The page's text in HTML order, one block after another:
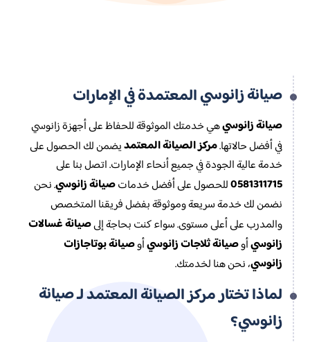
صيانة زانوسيالمعتمدة في الإمارات
صيانة زانوسيهي خدمتك الموثوقة للحفاظ على أجهزة زانوسي
في أفضل حالاتها.مركز الصيانة المعتمديضمن لك الحصول على
خدمة عالية الجودة في جميع أنحاء الإمارات. اتصل بنا على
0581311715للحصول على أفضل خدماتصيانة زانوسي. نحن
نضمن لك خدمة سريعة وموثوقة بفضل فريقنا المتخصص
والمدرب على أعلى مستوى. سواء كنت بحاجة إلىصيانة غسالات
زانوسيأوصيانة ثلاجات زانوسيأوصيانة بوتاجازات
زانوسي، نحن هنا لخدمتك.
لماذا تختار مركز الصيانة المعتمد لـصيانة
زانوسي؟